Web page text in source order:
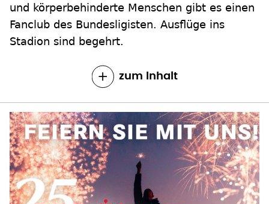
und körperbehinderte Menschen gibt es einen
Fanclub des Bundesligisten. Ausflüge ins
Stadion sind begehrt.
zum Inhalt